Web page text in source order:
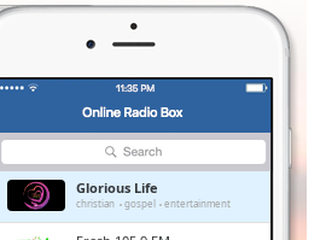
entertainment
Glorious Life
christian gospel entertainment